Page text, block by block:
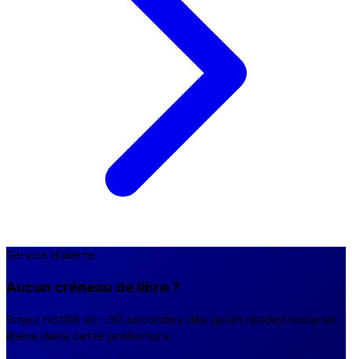
Service d'alerte
Aucun créneau de libre ?
Soyez notifié en ~30 secondes dès qu'un rendez-vous se
libère dans cette préfecture.